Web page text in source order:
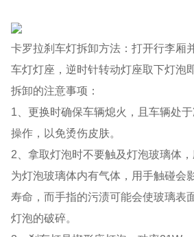
卡罗拉刹车灯拆卸方法：打开行李厢
车灯灯座，逆时针转动灯座取下灯泡
拆卸的注意事项：
1、更换时确保车辆熄火，且车辆处
操作，以免烫伤皮肤。
2、拿取灯泡时不要触及灯泡玻璃体
为灯泡玻璃体内有气体，用手触碰会
寿命，而手指的污渍可能会使玻璃表
灯泡的破碎。